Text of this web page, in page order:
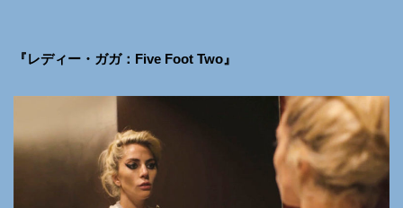
『レディー・ガガ：Five Foot Two』